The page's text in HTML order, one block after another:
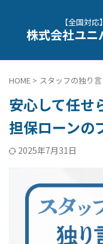
【全国対
株式会社ユニ
HOME > スタッフの独り言
安心して任せ
担保ローンの
2025年7月31日